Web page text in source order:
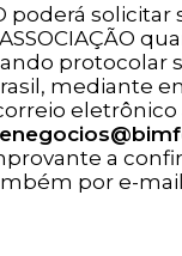
poderá
protocolar
mediante
eletrônico
a
por e-